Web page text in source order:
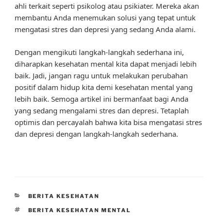
ahli terkait seperti psikolog atau psikiater. Mereka akan
membantu Anda menemukan solusi yang tepat untuk
mengatasi stres dan depresi yang sedang Anda alami.
Dengan mengikuti langkah-langkah sederhana ini,
diharapkan kesehatan mental kita dapat menjadi lebih
baik. Jadi, jangan ragu untuk melakukan perubahan
positif dalam hidup kita demi kesehatan mental yang
lebih baik. Semoga artikel ini bermanfaat bagi Anda
yang sedang mengalami stres dan depresi. Tetaplah
optimis dan percayalah bahwa kita bisa mengatasi stres
dan depresi dengan langkah-langkah sederhana.
CATEGORIES
BERITA KESEHATAN
TAGS
BERITA KESEHATAN MENTAL